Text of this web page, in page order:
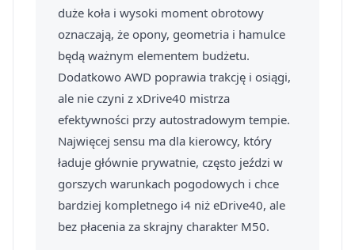
duże koła i wysoki moment obrotowy
oznaczają, że opony, geometria i hamulce
będą ważnym elementem budżetu.
Dodatkowo AWD poprawia trakcję i osiągi,
ale nie czyni z xDrive40 mistrza
efektywności przy autostradowym tempie.
Najwięcej sensu ma dla kierowcy, który
ładuje głównie prywatnie, często jeździ w
gorszych warunkach pogodowych i chce
bardziej kompletnego i4 niż eDrive40, ale
bez płacenia za skrajny charakter M50.